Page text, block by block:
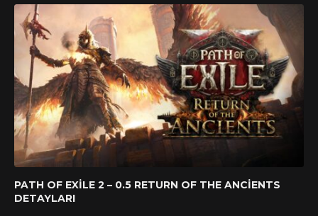
PATH OF EXILE 2 – 0.5 RETURN OF THE ANCIENTS
DETAYLARI